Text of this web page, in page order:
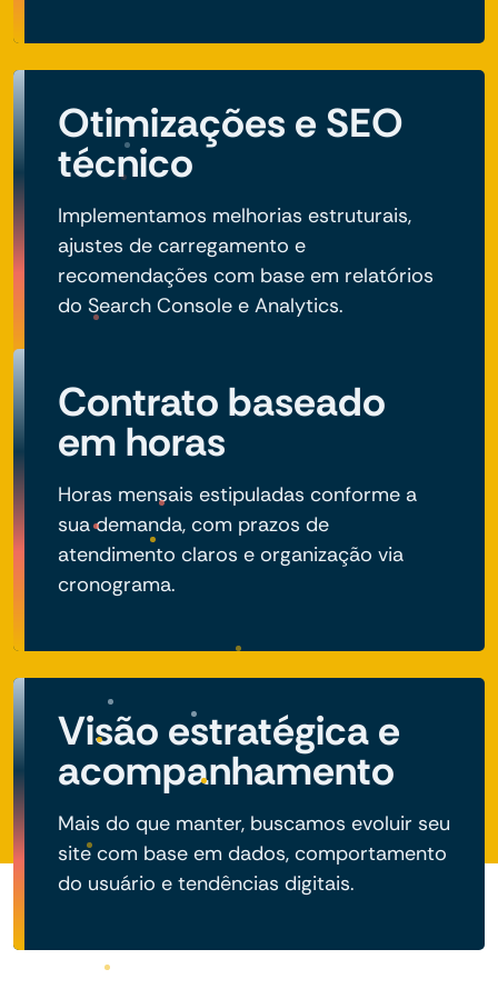
Otimizações e SEO
técnico
Implementamos melhorias estruturais,
ajustes de carregamento e
recomendações com base em relatórios
do Search Console e Analytics.
Contrato baseado
em horas
Horas mensais estipuladas conforme a
sua demanda, com prazos de
atendimento claros e organização via
cronograma.
Visão estratégica e
acompanhamento
Mais do que manter, buscamos evoluir seu
site com base em dados, comportamento
do usuário e tendências digitais.